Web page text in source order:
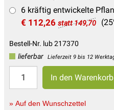
6 kräftig entwickelte
€ 112,26 statt 149,70
Bestell-Nr. lub 217370
lieferbar
Lieferzeit 9 bis 12
» Auf den Wunschzettel